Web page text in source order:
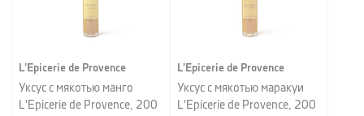
L’Epicerie de Provence
Уксус с мякотью манго
L'Epicerie de Provence, 200
L’Epicerie de Provence
Уксус с мякотью маракуи
L'Epicerie de Provence, 200